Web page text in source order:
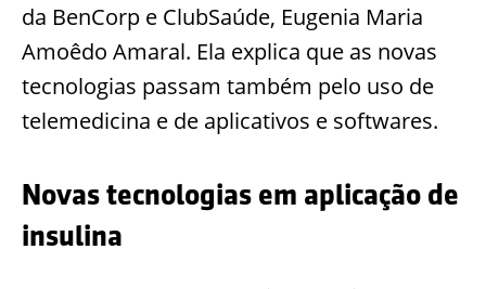
da BenCorp e ClubSaúde, Eugenia Maria
Amoêdo Amaral. Ela explica que as novas
tecnologias passam também pelo uso de
telemedicina e de aplicativos e softwares.
Novas tecnologias em aplicação de
insulina